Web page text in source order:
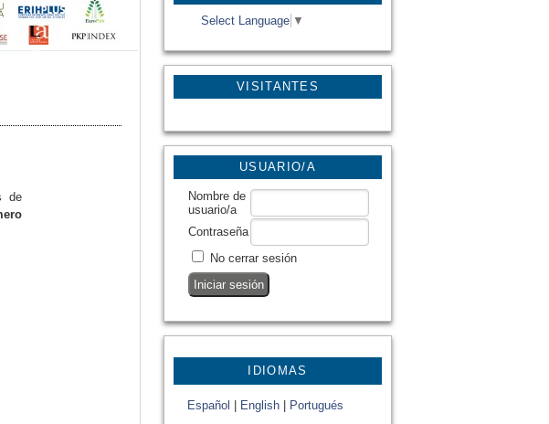
Select Language ▼
VISITANTES
USUARIO/A
Nombre de
usuario/a
Contraseña
No cerrar sesión
IDIOMAS
Español English Portugués
de